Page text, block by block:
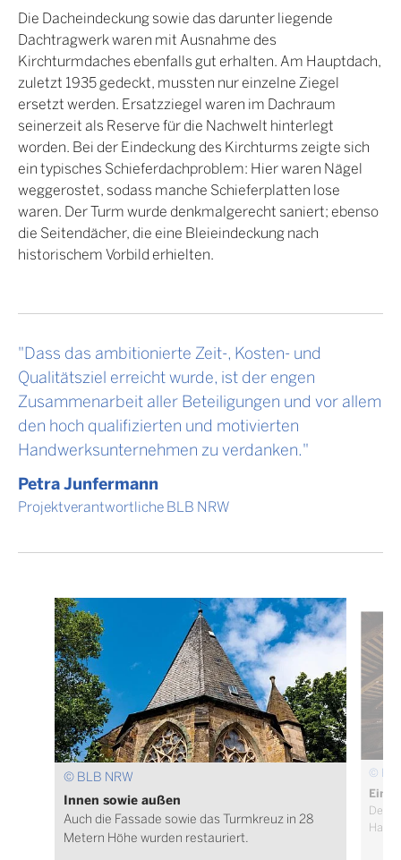
Die Dacheindeckung sowie das darunter liegende
Dachtragwerk waren mit Ausnahme des
Kirchturmdaches ebenfalls gut erhalten. Am Hauptdach,
zuletzt 1935 gedeckt, mussten nur einzelne Ziegel
ersetzt werden. Ersatzziegel waren im Dachraum
seinerzeit als Reserve für die Nachwelt hinterlegt
worden. Bei der Eindeckung des Kirchturms zeigte sich
ein typisches Schieferdachproblem: Hier waren Nägel
weggerostet, sodass manche Schieferplatten lose
waren. Der Turm wurde denkmalgerecht saniert; ebenso
die Seitendächer, die eine Bleieindeckung nach
historischem Vorbild erhielten.
"Dass das ambitionierte Zeit-, Kosten- und
Qualitätsziel erreicht wurde, ist der engen
Zusammenarbeit aller Beteiligungen und vor allem
den hoch qualifizierten und motivierten
Handwerksunternehmen zu verdanken."
Petra Junfermann
Projektverantwortliche BLB NRW
© BLB NRW
Innen sowie außen
Auch die Fassade sowie das Turmkreuz in 28
Metern Höhe wurden restauriert.
©
Ein
Der